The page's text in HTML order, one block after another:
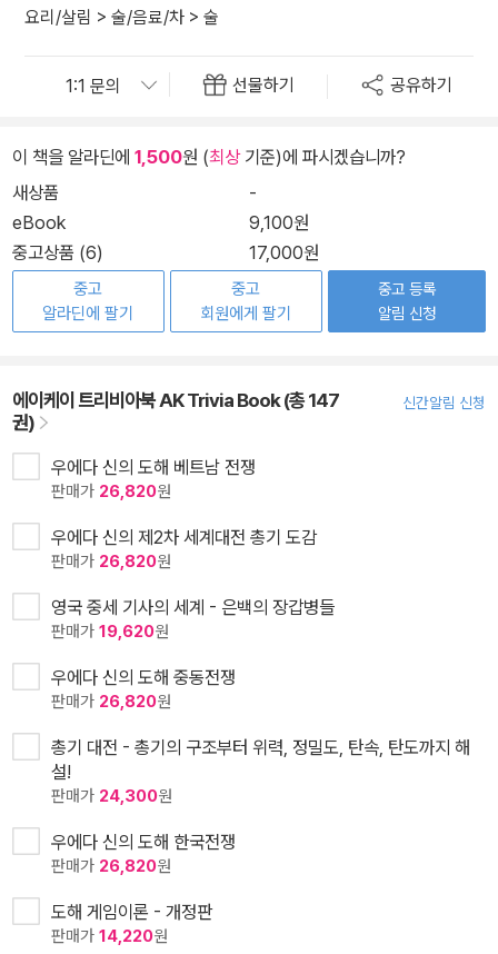
요리/살림 > 술/음료/차 > 술
선물하기 공유하기
이 책을 알라딘에 1,500원 (최상기준)에 파시겠습니까?
새상품
-
eBook
9,100원
중고상품 (6)
17,000원
중고
알라딘에 팔기
중고
회원에게 팔기
중고 등록
알림 신청
에이케이 트리비아북 AK Trivia Book (총 147
권)
신간알림 신청
우에다 신의 도해 베트남 전쟁
판매가 26,820원
우에다 신의 제2차 세계대전 총기 도감
판매가 26,820원
영국 중세 기사의 세계 - 은백의 장갑병들
판매가 19,620원
우에다 신의 도해 중동전쟁
판매가 26,820원
총기 대전 - 총기의 구조부터 위력, 정밀도, 탄속, 탄도까지 해
설!
판매가 24,300원
우에다 신의 도해 한국전쟁
판매가 26,820원
도해 게임이론 - 개정판
판매가 14,220원